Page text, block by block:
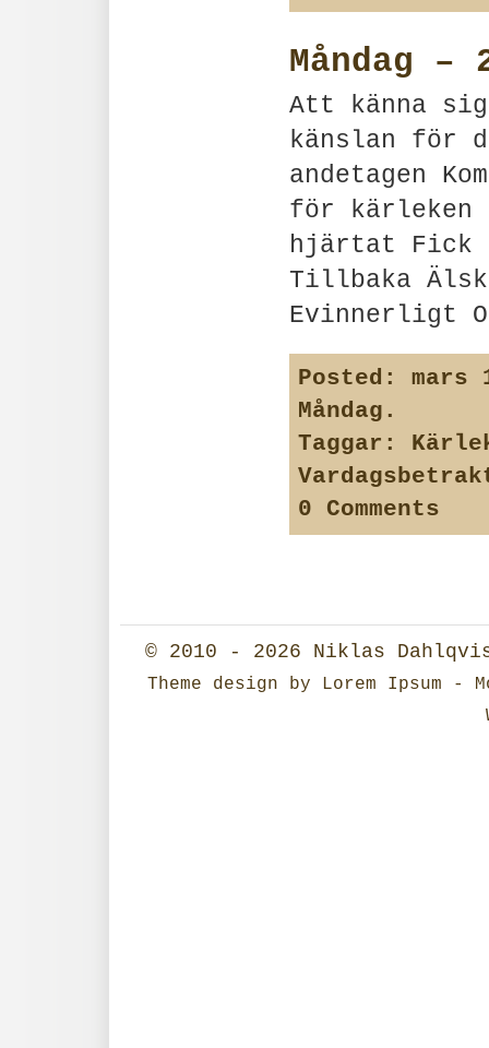
Måndag –
Att känna sig
känslan för
andetagen
för kärleken
hjärtat Fick
Tillbaka
Evinnerligt
Posted:
mars
Måndag .
Taggar:
0 Comments
© 2010 - 2026 Niklas
Theme design by Lorem Ipsum -